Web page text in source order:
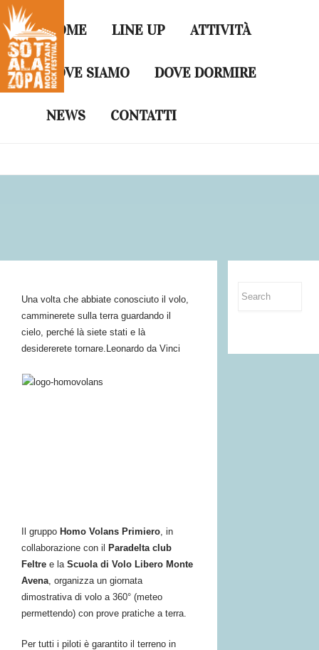
HOME LINE UP ATTIVITÀ
DOVE SIAMO DOVE DORMIRE
NEWS CONTATTI
Homo Volans
Una volta che abbiate conosciuto il volo,
camminerete sulla terra guardando il
cielo, perché là siete stati e là
desidererete tornare. Leonardo da Vinci
Il gruppo Homo Volans Primiero, in
collaborazione con il
Paradelta club
Feltre e la Scuola di Volo Libero Monte
Avena, organizza un giornata
dimostrativa di volo a 360° (meteo
permettendo) con prove pratiche a terra.
Per tutti i piloti è garantito il terreno in